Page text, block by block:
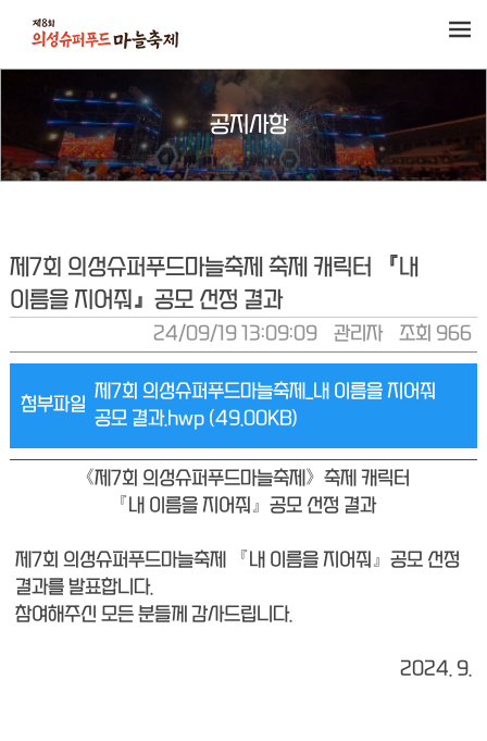
공지사항
제7회 의성슈퍼푸드마늘축제 축제 캐릭터 『내
이름을 지어줘』공모 선정 결과
24/09/19 13:09:09 관리자 조회 966
첨부파일
제7회 의성슈퍼푸드마늘축제_내 이름을 지어줘
공모 결과.hwp (49.00KB)
《제7회 의성슈퍼푸드마늘축제》축제 캐릭터
『내 이름을 지어줘』공모 선정 결과
제7회 의성슈퍼푸드마늘축제 『내 이름을 지어줘』공모 선정
결과를 발표합니다.
참여해주신 모든 분들께 감사드립니다.
2024. 9.